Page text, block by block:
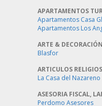
APARTAMENTOS
Apartamentos Casa
Apartamentos Los
ARTE & DECORACIÓN
Blasfor
ARTICULOS
La Casa del Nazareno
ASESORIA FISCAL,
Perdomo Asesores